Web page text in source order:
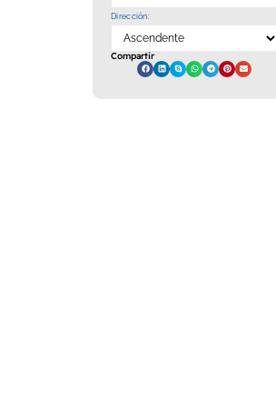
Dirección:
Compartir